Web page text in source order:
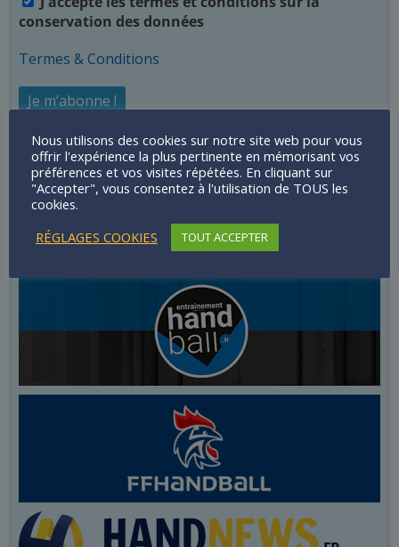
conservation des données
Termes & Conditions
Infos News
Nous utilisons des cookies sur notre site web pour vous
offrir l'expérience la plus pertinente en mémorisant vos
préférences et vos visites répétées. En cliquant sur
"Accepter", vous consentez à l'utilisation de TOUS les
cookies.
RÉGLAGES COOKIES
TOUT ACCEPTER